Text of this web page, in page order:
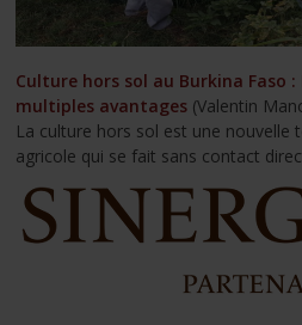
Culture hors sol au Burkina Faso
multiples avantages (Valentin
La culture hors sol est une nouvelle
agricole qui se fait sans contact